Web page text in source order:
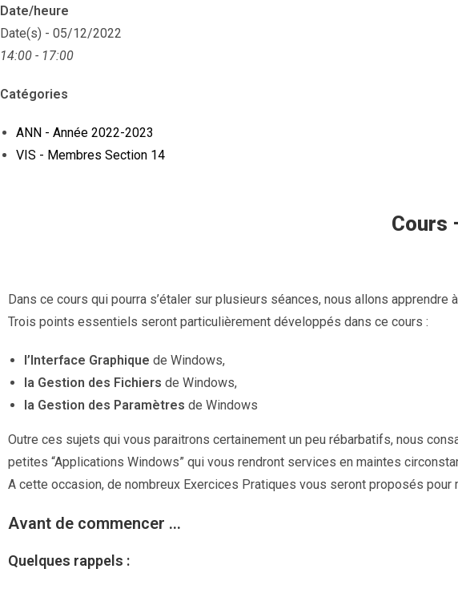
Date/heure
Date(s) - 05/12/2022
14:00 - 17:00
Catégories
ANN - Année 2022-2023
VIS - Membres Section 14
Cours
Dans ce cours qui pourra s’étaler sur plusieurs séances, nous allons apprendre
Trois points essentiels seront particulièrement développés dans ce cours :
l’Interface Graphique de Windows,
la Gestion des Fichiers de Windows,
la Gestion des Paramètres de Windows
Outre ces sujets qui vous paraitrons certainement un peu rébarbatifs, nous
petites “Applications Windows” qui vous rendront services en maintes
A cette occasion, de nombreux Exercices Pratiques vous seront proposés
Avant de commencer …
Quelques rappels :